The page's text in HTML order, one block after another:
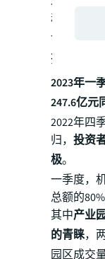
稳回暖，
一步回升。
投资市场
2023年一
247.6亿元
2022年四
归， 投资
极。
一季度，
总额的
其中产业
的青睐，
园区成交